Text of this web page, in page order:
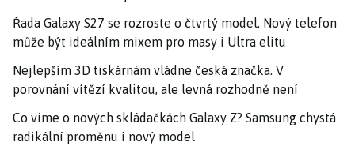
Řada Galaxy S27 se rozroste o čtvrtý model. Nový telefon
může být ideálním mixem pro masy i Ultra elitu
Nejlepším 3D tiskárnám vládne česká značka. V
porovnání vítězí kvalitou, ale levná rozhodně není
Co víme o nových skládačkách Galaxy Z? Samsung chystá
radikální proměnu i nový model